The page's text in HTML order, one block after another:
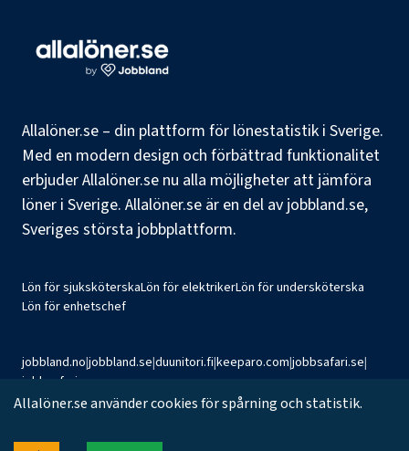
Allalöner.se – din plattform för lönestatistik i Sverige.
Med en modern design och förbättrad funktionalitet
erbjuder Allalöner.se nu alla möjligheter att jämföra
löner i Sverige. Allalöner.se är en del av jobbland.se,
Sveriges största jobbplattform.
Lön för sjuksköterskaLön för elektrikerLön för undersköterska
Lön för enhetschef
jobbland.no|jobbland.se|duunitori.fi|keeparo.com|jobbsafari.se|
jobbsafari.no
©2026 Jobbland AB
Allalöner.se använder cookies för spårning och statistik.